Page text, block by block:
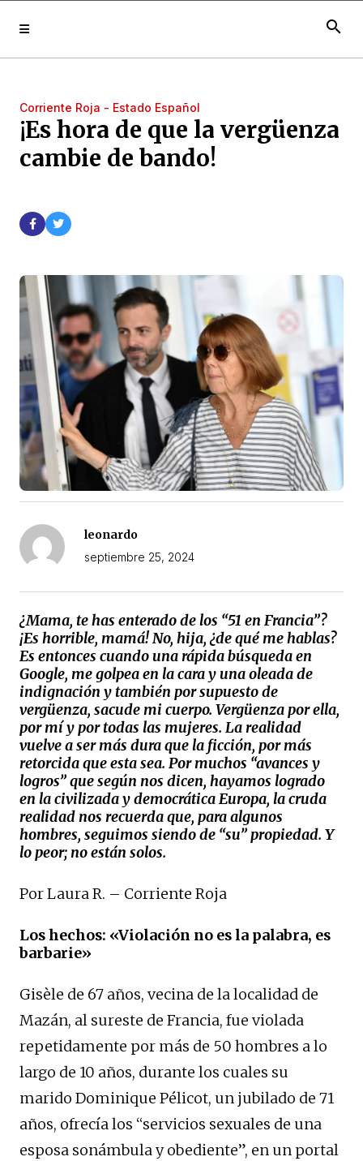
search
Corriente Roja - Estado Español
¡Es hora de que la vergüenza
cambie de bando!
leonardo
septiembre 25, 2024
¿Mama, te has enterado de los “51 en Francia”?
¡Es horrible, mamá! No, hija, ¿de qué me hablas?
Es entonces cuando una rápida búsqueda en
Google, me golpea en la cara y una oleada de
indignación y también por supuesto de
vergüenza, sacude mi cuerpo. Vergüenza por ella,
por mí y por todas las mujeres. La realidad
vuelve a ser más dura que la ficción, por más
retorcida que esta sea. Por muchos “avances y
logros” que según nos dicen, hayamos logrado
en la civilizada y democrática Europa, la cruda
realidad nos recuerda que, para algunos
hombres, seguimos siendo de “su” propiedad. Y
lo peor; no están solos.
Por Laura R. – Corriente Roja
Los hechos: «Violación no es la palabra, es
barbarie»
Gisèle de 67 años, vecina de la localidad de
Mazán, al sureste de Francia, fue violada
repetidamente por más de 50 hombres a lo
largo de 10 años, durante los cuales su
marido Dominique Pélicot, un jubilado de 71
años, ofrecía los “servicios sexuales de una
esposa sonámbula y obediente”, en un portal